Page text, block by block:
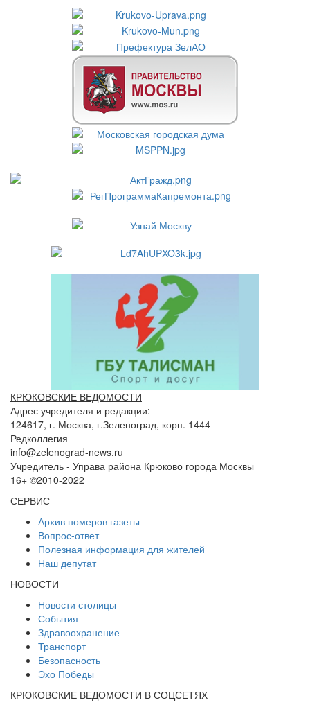
КРЮКОВСКИЕ ВЕДОМОСТИ
Адрес учредителя и редакции:
124617, г. Москва, г.Зеленоград, корп. 1444
Редколлегия
info@zelenograd-news.ru
Учредитель - Управа района Крюково города Москвы
16+ ©2010-2022
СЕРВИС
Архив номеров газеты
Вопрос-ответ
Полезная информация для жителей
Наш депутат
НОВОСТИ
Новости столицы
События
Здравоохранение
Транспорт
Безопасность
Эхо Победы
КРЮКОВСКИЕ ВЕДОМОСТИ В СОЦСЕТЯХ